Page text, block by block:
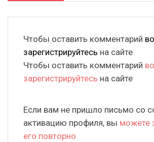
Чтобы оставить комментарий
зарегистрируйтесь на сайте
Чтобы оставить комментарий
зарегистрируйтесь на сайте
Если вам не пришло письмо со
активацию профиля, вы можете
его повторно